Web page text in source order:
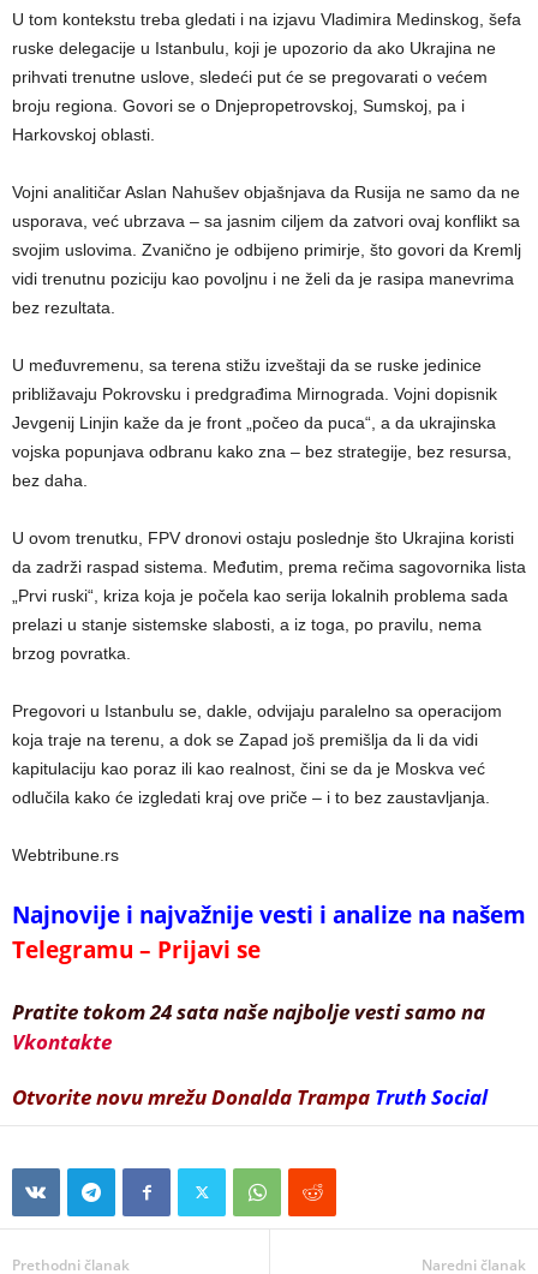
U tom kontekstu treba gledati i na izjavu Vladimira Medinskog, šefa
ruske delegacije u Istanbulu, koji je upozorio da ako Ukrajina ne
prihvati trenutne uslove, sledeći put će se pregovarati o većem
broju regiona. Govori se o Dnjepropetrovskoj, Sumskoj, pa i
Harkovskoj oblasti.
Vojni analitičar Aslan Nahušev objašnjava da Rusija ne samo da ne
usporava, već ubrzava – sa jasnim ciljem da zatvori ovaj konflikt sa
svojim uslovima. Zvanično je odbijeno primirje, što govori da Kremlj
vidi trenutnu poziciju kao povoljnu i ne želi da je rasipa manevrima
bez rezultata.
U međuvremenu, sa terena stižu izveštaji da se ruske jedinice
približavaju Pokrovsku i predgrađima Mirnograda. Vojni dopisnik
Jevgenij Linjin kaže da je front „počeo da puca“, a da ukrajinska
vojska popunjava odbranu kako zna – bez strategije, bez resursa,
bez daha.
U ovom trenutku, FPV dronovi ostaju poslednje što Ukrajina koristi
da zadrži raspad sistema. Međutim, prema rečima sagovornika lista
„Prvi ruski“, kriza koja je počela kao serija lokalnih problema sada
prelazi u stanje sistemske slabosti, a iz toga, po pravilu, nema
brzog povratka.
Pregovori u Istanbulu se, dakle, odvijaju paralelno sa operacijom
koja traje na terenu, a dok se Zapad još premišlja da li da vidi
kapitulaciju kao poraz ili kao realnost, čini se da je Moskva već
odlučila kako će izgledati kraj ove priče – i to bez zaustavljanja.
Webtribune.rs
Najnovije i najvažnije vesti i analize na našem
Telegramu – Prijavi se
Pratite tokom 24 sata naše najbolje vesti samo na
Vkontakte
Otvorite novu mrežu Donalda Trampa Truth Social
Prethodni članak Naredni članak